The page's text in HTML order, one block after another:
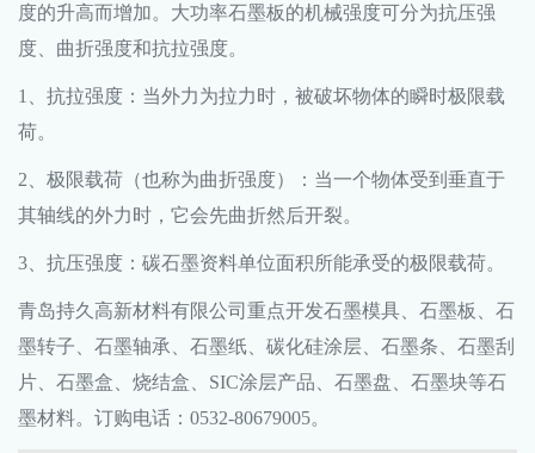
度的升高而增加。大功率石墨板的机械强度可分为抗压强
度、曲折强度和抗拉强度。
1、抗拉强度：当外力为拉力时，被破坏物体的瞬时极限载
荷。
2、极限载荷（也称为曲折强度）：当一个物体受到垂直于
其轴线的外力时，它会先曲折然后开裂。
3、抗压强度：碳石墨资料单位面积所能承受的极限载荷。
青岛持久高新材料有限公司重点开发石墨模具、石墨板、石
墨转子、石墨轴承、石墨纸、碳化硅涂层、石墨条、石墨刮
片、石墨盒、烧结盒、SIC涂层产品、石墨盘、石墨块等石
墨材料。订购电话：0532-80679005。